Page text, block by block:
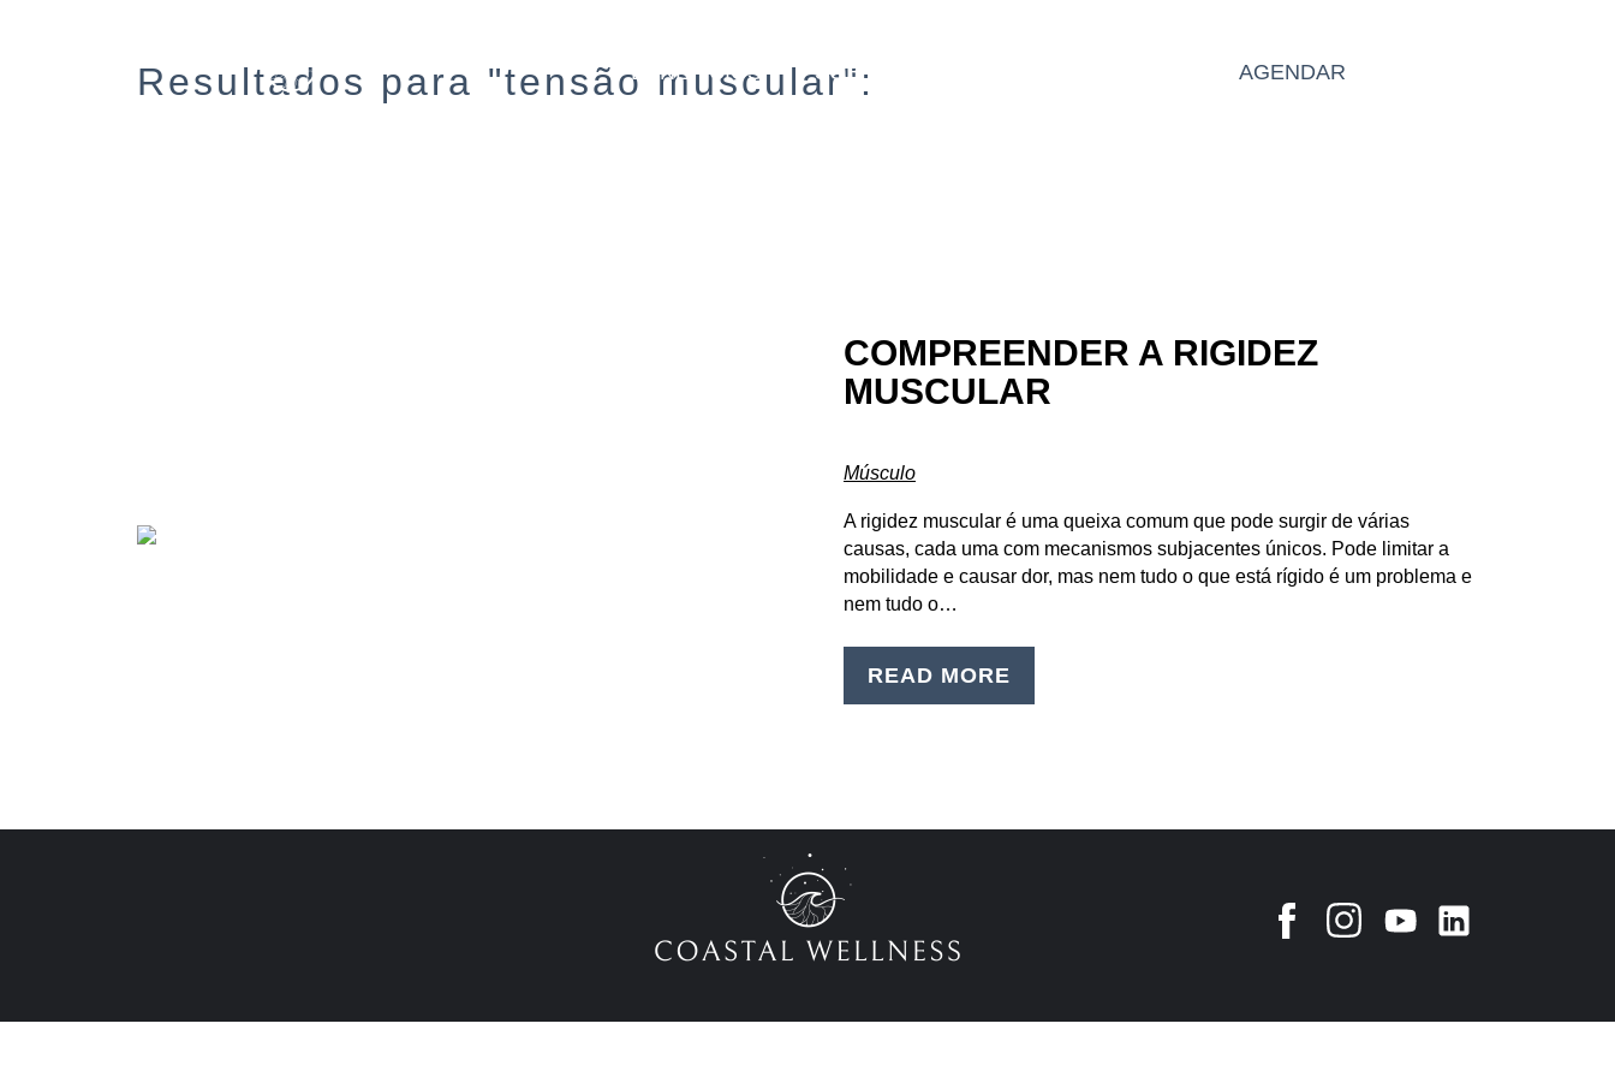
BENEFÍCIOS SOBRE AGENDAR
Resultados para "tensão muscular":
COMPREENDER A RIGIDEZ
MUSCULAR
Músculo
A rigidez muscular é uma queixa comum que pode surgir de várias
causas, cada uma com mecanismos subjacentes únicos. Pode limitar a
mobilidade e causar dor, mas nem tudo o que está rígido é um problema e
nem tudo o…
READ MORE